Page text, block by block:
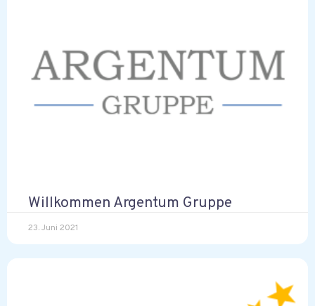
Willkommen Argentum Gruppe
23. Juni 2021